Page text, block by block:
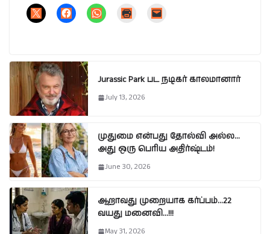
Jurassic Park பட நடிகர் காலமானார்
July 13, 2026
முதுமை என்பது தோல்வி அல்ல…
அது ஒரு பெரிய அதிர்ஷ்டம்!
June 30, 2026
ஆறாவது முறையாக கர்ப்பம்…22
வயது மனைவி…!!!
May 31, 2026